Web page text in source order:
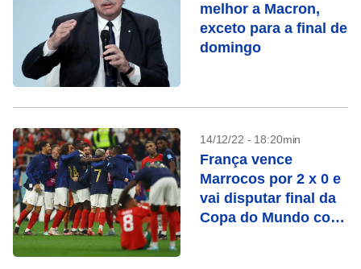
melhor a Macron,
exceto para a final de
domingo
14/12/22 - 18:20min
França vence
Marrocos por 2 x 0 e
vai disputar final da
Copa do Mundo com